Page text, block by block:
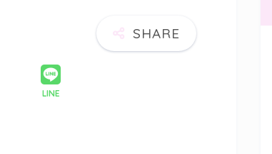
LINE